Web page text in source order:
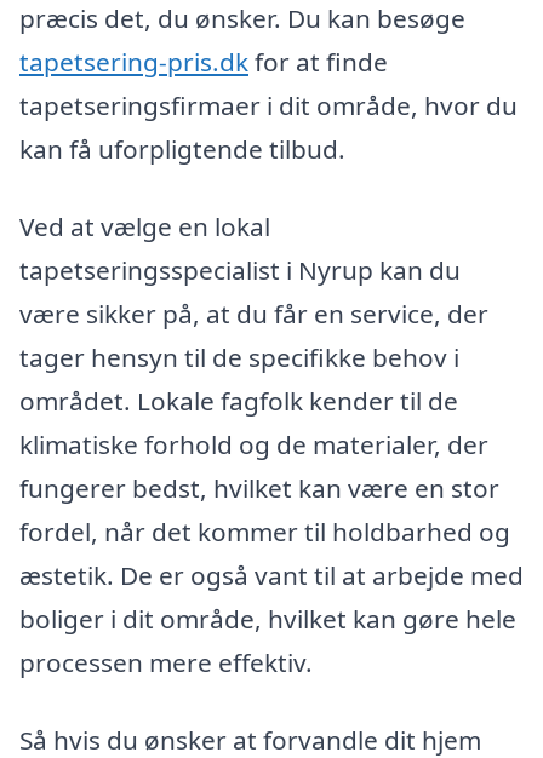
præcis det, du ønsker. Du kan besøge
tapetsering-pris.dkfor at finde
tapetseringsfirmaer i dit område, hvor du
kan få uforpligtende tilbud.
Ved at vælge en lokal
tapetseringsspecialist i Nyrup kan du
være sikker på, at du får en service, der
tager hensyn til de specifikke behov i
området. Lokale fagfolk kender til de
klimatiske forhold og de materialer, der
fungerer bedst, hvilket kan være en stor
fordel, når det kommer til holdbarhed og
æstetik. De er også vant til at arbejde med
boliger i dit område, hvilket kan gøre hele
processen mere effektiv.
Så hvis du ønsker at forvandle dit hjem